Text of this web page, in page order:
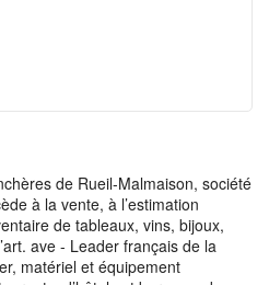
de Rueil-Malmaison, société
à la vente, à l’estimation
de tableaux, vins, bijoux,
ave - Leader français de la
matériel et équipement